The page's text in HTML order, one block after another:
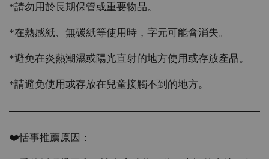
*請勿用於長期保管或重要物品。
*在熱感紙、無碳紙等使用時，字元可能會消失。
*避免在炎熱潮濕或陽光直射的地方使用或存放產品。
*請避免使用或存放在兒童接觸不到的地方。
❤️恬事推薦原因：